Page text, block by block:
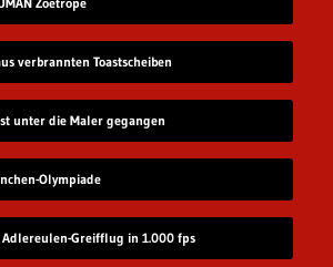
verbrannten Toastscheiben
unter die Maler gegangen
Olympiade
Greifflug in 1.000 fps